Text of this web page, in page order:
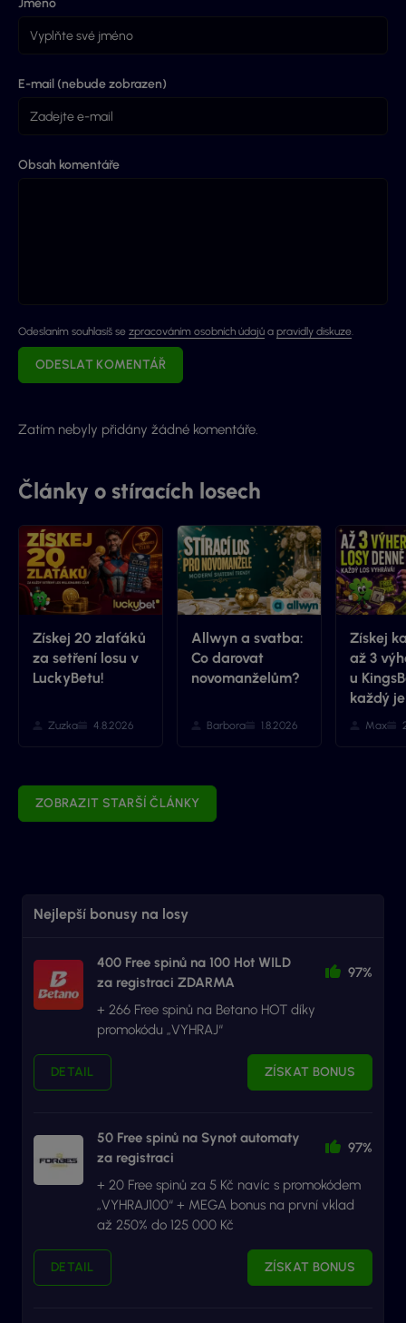
Jméno
E-mail (nebude zobrazen)
Obsah komentáře
Odeslaním souhlasíš se zpracováním osobních údajů a pravidly diskuze.
ODESLAT KOMENTÁŘ
Zatím nebyly přidány žádné komentáře.
Články o stíracích losech
Získej 20 zlaťáků
za setření losu v
LuckyBetu!
Zuzka 4.8.2026
Allwyn a svatba:
Co darovat
novomanželům?
Barbora 1.8.2026
Získej
až 3
u
každý
Max
ZOBRAZIT STARŠÍ ČLÁNKY
Nejlepší bonusy na losy
400 Free spinů na 100 Hot WILD
za registraci ZDARMA
97%
+ 266 Free spinů na Betano HOT díky
promokódu „VYHRAJ“
DETAIL ZÍSKAT BONUS
50 Free spinů na Synot automaty
za registraci
97%
+ 20 Free spinů za 5 Kč navíc s promokódem
„VYHRAJ100“ + MEGA bonus na první vklad
až 250% do 125 000 Kč
DETAIL ZÍSKAT BONUS